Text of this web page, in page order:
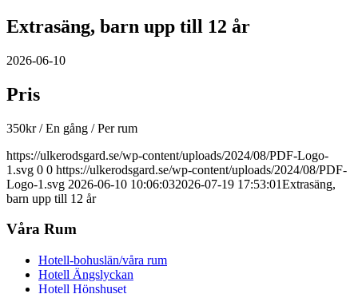
Extrasäng, barn upp till 12 år
2026-06-10
Pris
350kr/ En gång / Per rum
https://ulkerodsgard.se/wp-content/uploads/2024/08/PDF-Logo-
1.svg 0 0 https://ulkerodsgard.se/wp-content/uploads/2024/08/PDF-
Logo-1.svg 2026-06-10 10:06:032026-07-19 17:53:01Extrasäng,
barn upp till 12 år
Våra Rum
Hotell-bohuslän/våra rum
Hotell Ängslyckan
Hotell Hönshuset